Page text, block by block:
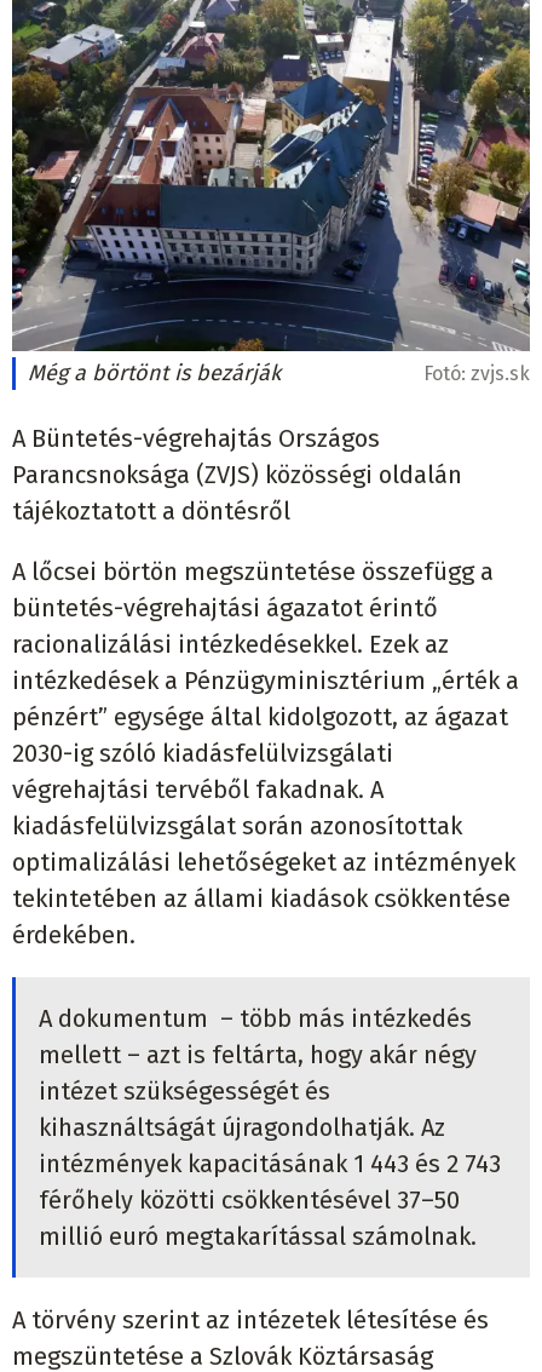
Még a börtönt is bezárják Fotó: zvjs.sk
A Büntetés-végrehajtás Országos
Parancsnoksága (ZVJS) közösségi oldalán
tájékoztatott a döntésről
A lőcsei börtön megszüntetése összefügg a
büntetés-végrehajtási ágazatot érintő
racionalizálási intézkedésekkel. Ezek az
intézkedések a Pénzügyminisztérium „érték a
pénzért” egysége által kidolgozott, az ágazat
2030-ig szóló kiadásfelülvizsgálati
végrehajtási tervéből fakadnak. A
kiadásfelülvizsgálat során azonosítottak
optimalizálási lehetőségeket az intézmények
tekintetében az állami kiadások csökkentése
érdekében.
A dokumentum – több más intézkedés
mellett – azt is feltárta, hogy akár négy
intézet szükségességét és
kihasználtságát újragondolhatják. Az
intézmények kapacitásának 1 443 és 2 743
férőhely közötti csökkentésével 37–50
millió euró megtakarítással számolnak.
A törvény szerint az intézetek létesítése és
megszüntetése a Szlovák Köztársaság